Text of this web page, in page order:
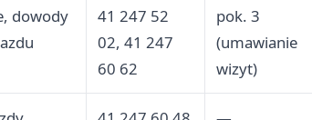
dowody
41 247 52
02, 41 247
60 62
pok. 3
(umawianie
wizyt)